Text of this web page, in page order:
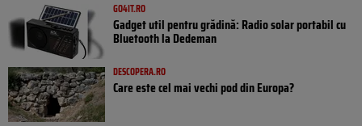
GO4IT.RO
Gadget util pentru grădină: Radio solar portabil cu
Bluetooth la Dedeman
DESCOPERA.RO
Care este cel mai vechi pod din Europa?